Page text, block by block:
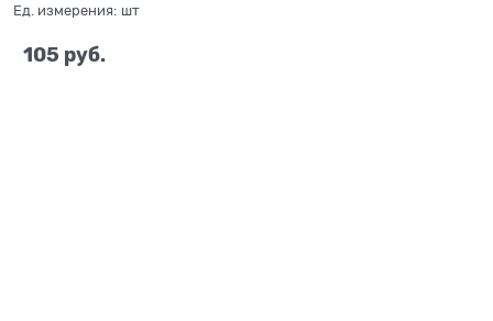
Ед. измерения: шт
105 руб.